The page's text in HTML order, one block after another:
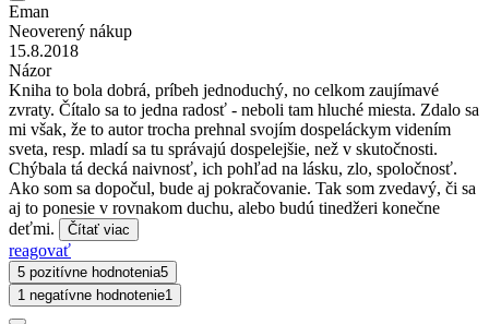
Eman
Neoverený nákup
15.8.2018
Názor
Kniha to bola dobrá, príbeh jednoduchý, no celkom zaujímavé
zvraty. Čítalo sa to jedna radosť - neboli tam hluché miesta. Zdalo sa
mi však, že to autor trocha prehnal svojím dospeláckym videním
sveta, resp. mladí sa tu správajú dospelejšie, než v skutočnosti.
Chýbala tá decká naivnosť, ich pohľad na lásku, zlo, spoločnosť.
Ako som sa dopočul, bude aj pokračovanie. Tak som zvedavý, či sa
aj to ponesie v rovnakom duchu, alebo budú tinedžeri konečne
deťmi.
Čítať viac
reagovať
5 pozitívne hodnotenia5
1 negatívne hodnotenie1